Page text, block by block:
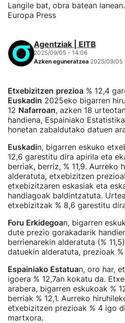
Langile bat, obra batean
Europa Press
Agentziak | EITB
2025/09/05 - 14:06
Azken eguneratzea 2025/09/05
Etxebizitzen prezioa % 12,4
Euskadin 2025eko bigarren
12 Nafarroan, azken 18
handiena, Espainiako
honetan zabaldutako datuen
Euskadin, bigarren eskuko
12,6 garestitu dira apirila eta
berriak, berriz, % 11,9. Aurreko
alderatuta, etxebizitzen
etxebizitzaren eskasiak eta
handiagoak baldintzatuta.
etxebizitzak % 8,6 garestitu
Foru Erkidegoan, bigarren
dute prezio gorakadarik
berrienarekin alderatuta (%
datuekin alderatuta, prezioak
Espainiako Estatuan, oro har,
igoera % 12,7an kokatu da.
arabera, bigarren eskukoak %
berriak % 12,1. Aurreko
etxebizitzen prezioak % 4 igo
martxora.